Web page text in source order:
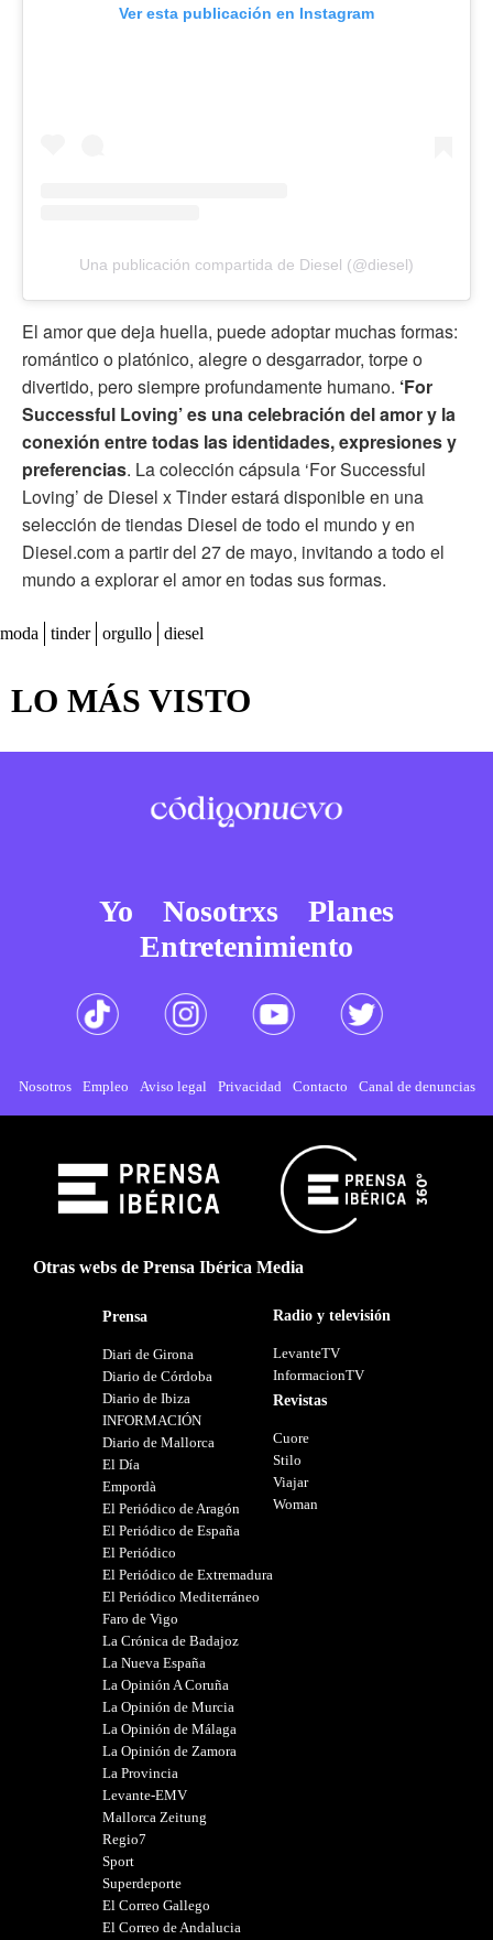
Ver esta publicación en Instagram
Una publicación compartida de Diesel (@diesel)
El amor que deja huella, puede adoptar muchas formas:
romántico o platónico, alegre o desgarrador, torpe o
divertido, pero siempre profundamente humano. ‘For
Successful Loving’ es una celebración del amor y la
conexión entre todas las identidades, expresiones y
preferencias. La colección cápsula ‘For Successful
Loving’ de Diesel x Tinder estará disponible en una
selección de tiendas Diesel de todo el mundo y en
Diesel.com a partir del 27 de mayo, invitando a todo el
mundo a explorar el amor en todas sus formas.
moda tinder orgullo diesel
LO MÁS VISTO
Yo Nosotrxs
Planes
Entretenimiento
Nosotros Empleo Aviso legal Privacidad Contacto Canal de denuncias
Otras webs de Prensa Ibérica Media
Prensa
Diari de Girona
Diario de Córdoba
Diario de Ibiza
INFORMACIÓN
Diario de Mallorca
El Día
Empordà
El Periódico de Aragón
El Periódico de España
El Periódico
El Periódico de Extremadura
El Periódico Mediterráneo
Faro de Vigo
La Crónica de Badajoz
La Nueva España
La Opinión A Coruña
La Opinión de Murcia
La Opinión de Málaga
La Opinión de Zamora
La Provincia
Levante-EMV
Mallorca Zeitung
Regio7
Sport
Superdeporte
El Correo Gallego
El Correo de Andalucia
Radio y televisión
LevanteTV
InformacionTV
Revistas
Cuore
Stilo
Viajar
Woman